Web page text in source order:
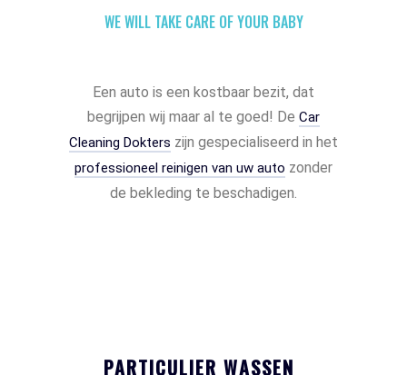
WE WILL TAKE CARE OF YOUR BABY
Een auto is een kostbaar bezit, dat
begrijpen wij maar al te goed! De Car
Cleaning Dokters zijn gespecialiseerd in het
professioneel reinigen van uw auto zonder
de bekleding te beschadigen.
PARTICULIER WASSEN